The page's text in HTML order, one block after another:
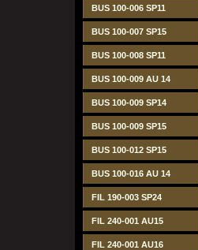
BUS 100-006 SP11
BUS 100-007 SP15
BUS 100-008 SP11
BUS 100-009 AU 14
BUS 100-009 SP14
BUS 100-009 SP15
BUS 100-012 SP15
BUS 100-016 AU 14
FIL 190-003 SP24
FIL 240-001 AU15
FIL 240-001 AU16